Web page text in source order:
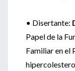
• Disertante:
Papel de la
Familiar en el